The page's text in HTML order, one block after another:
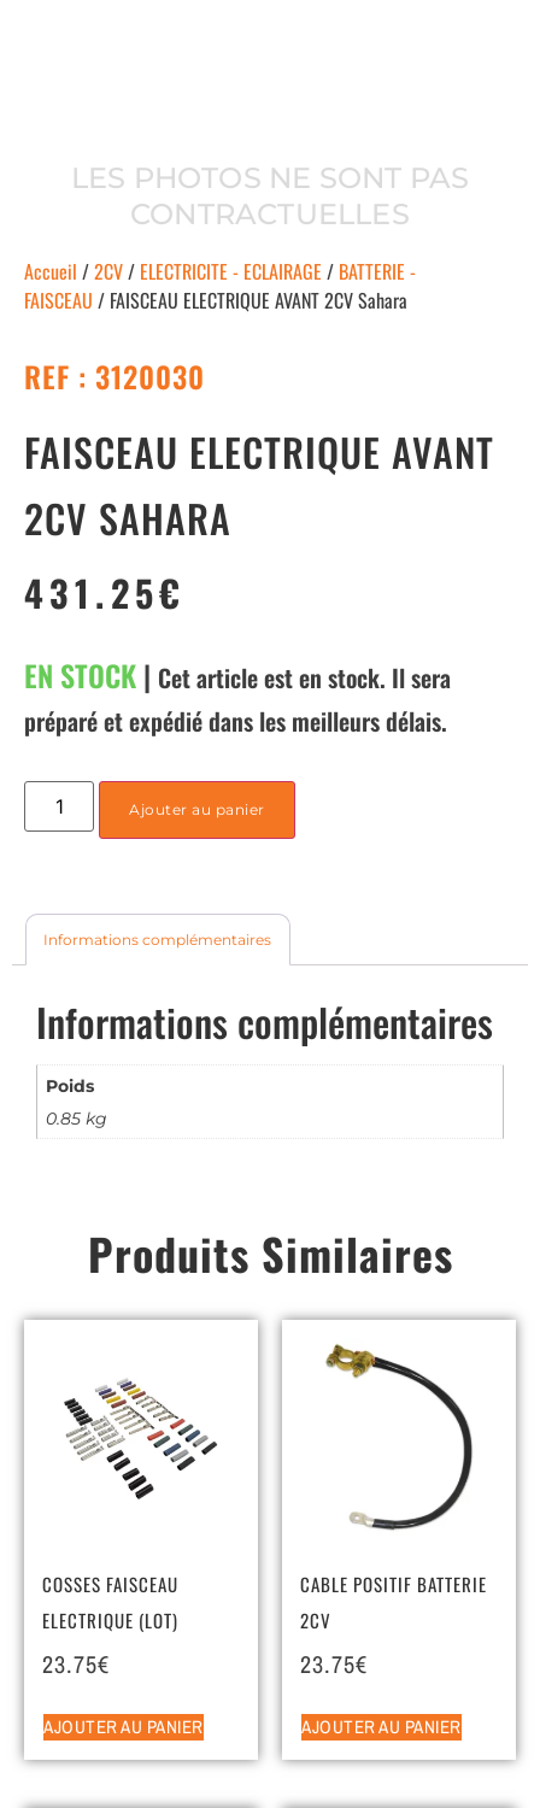
LES PHOTOS NE SONT PAS
CONTRACTUELLES
Accueil /2CV/ ELECTRICITE - ECLAIRAGE / BATTERIE -
FAISCEAU / FAISCEAU ELECTRIQUE AVANT 2CV Sahara
REF : 3120030
FAISCEAU ELECTRIQUE AVANT
2CV SAHARA
431.25€
EN STOCK| Cet article est en stock. Il sera
préparé et expédié dans les meilleurs délais.
Ajouter au panier
Informations complémentaires
Informations complémentaires
Poids
0.85 kg
Produits Similaires
COSSES FAISCEAU
ELECTRIQUE (LOT)
23.75€
AJOUTER AU PANIER
CABLE POSITIF BATTERIE
2CV
23.75€
AJOUTER AU PANIER